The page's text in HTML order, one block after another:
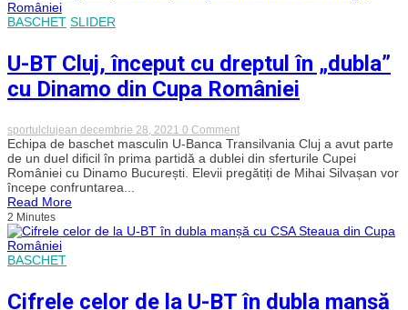
lui
Dinamo
Cupa
BASCHET SLIDER
U-BT Cluj, început cu dreptul în „dubla”
cu Dinamo din Cupa României
sportulclujean decembrie 28, 2021 0 Commenton
U-
BT
Cluj,
început
„dubla”
României
Echipa de baschet masculin U-Banca Transilvania Cluj a avut parte
de un duel dificil în prima partidă a dublei din sferturile Cupei
României cu Dinamo București. Elevii pregătiți de Mihai Silvașan vor
începe confruntarea...
Read More
2 Minutes
BASCHET
Cifrele celor de la U-BT în dubla manșă